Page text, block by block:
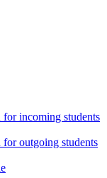
incoming students
outgoing students